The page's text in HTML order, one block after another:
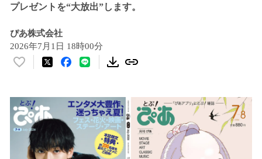
プレゼントを“大放出”します。
ぴあ株式会社
2026年7月1日 18時00分
い
！
数
を
み